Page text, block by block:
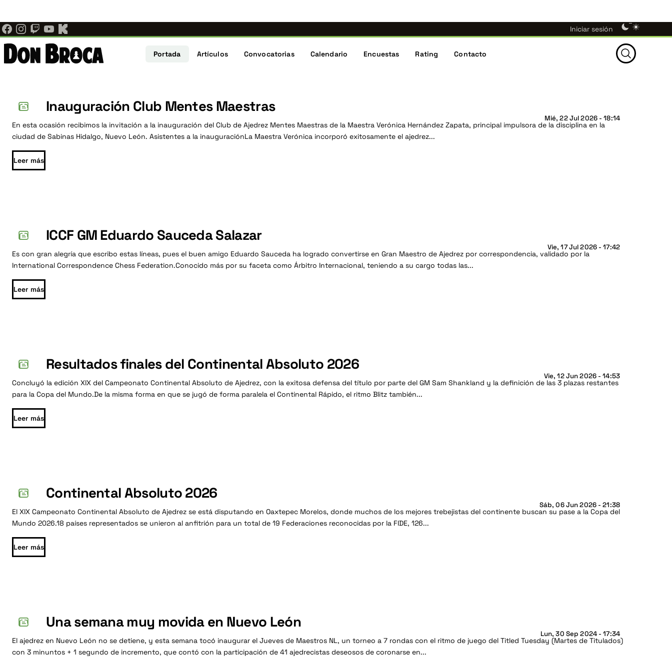
al
contenido
principal
Menú
de
usuario
Iniciar sesión
Theme
switcher
Navegación
Portada Artículos Convocatorias Calendario Encuestas Rating Contacto Buscar
Broca
—
Noticias,
resultados
y
comunidad
ajedrez
en
Nuevo
México
recientes
Mié, 22 Jul 2026 - 18:14
Inauguración Club Mentes Maestras
En esta ocasión recibimos la invitación a la inauguración del Club de Ajedrez Mentes Maestras de la Maestra Verónica Hernández Zapata, principal impulsora de la disciplina en la
ciudad de Sabinas Hidalgo, Nuevo León. Asistentes a la inauguraciónLa Maestra Verónica incorporó exitosamente el ajedrez...
Leer más
Vie, 17 Jul 2026 - 17:42
ICCF GM Eduardo Sauceda Salazar
Es con gran alegría que escribo estas líneas, pues el buen amigo Eduardo Sauceda ha logrado convertirse en Gran Maestro de Ajedrez por correspondencia, validado por la
International Correspondence Chess Federation.Conocido más por su faceta como Árbitro Internacional, teniendo a su cargo todas las...
Leer más
Vie, 12 Jun 2026 - 14:53
Resultados finales del Continental Absoluto 2026
Concluyó la edición XIX del Campeonato Continental Absoluto de Ajedrez, con la exitosa defensa del título por parte del GM Sam Shankland y la definición de las 3 plazas restantes
para la Copa del Mundo.De la misma forma en que se jugó de forma paralela el Continental Rápido, el ritmo Blitz también...
Leer más
Sáb, 06 Jun 2026 - 21:38
Continental Absoluto 2026
El XIX Campeonato Continental Absoluto de Ajedrez se está disputando en Oaxtepec Morelos, donde muchos de los mejores trebejistas del continente buscan su pase a la Copa del
Mundo 2026.18 países representados se unieron al anfitrión para un total de 19 Federaciones reconocidas por la FIDE, 126...
Leer más
Lun, 30 Sep 2024 - 17:34
Una semana muy movida en Nuevo León
El ajedrez en Nuevo León no se detiene, y esta semana tocó inaugurar el Jueves de Maestros NL, un torneo a 7 rondas con el ritmo de juego del Titled Tuesday (Martes de Titulados)
con 3 minuntos + 1 segundo de incremento, que contó con la participación de 41 ajedrecistas deseosos de coronarse en...